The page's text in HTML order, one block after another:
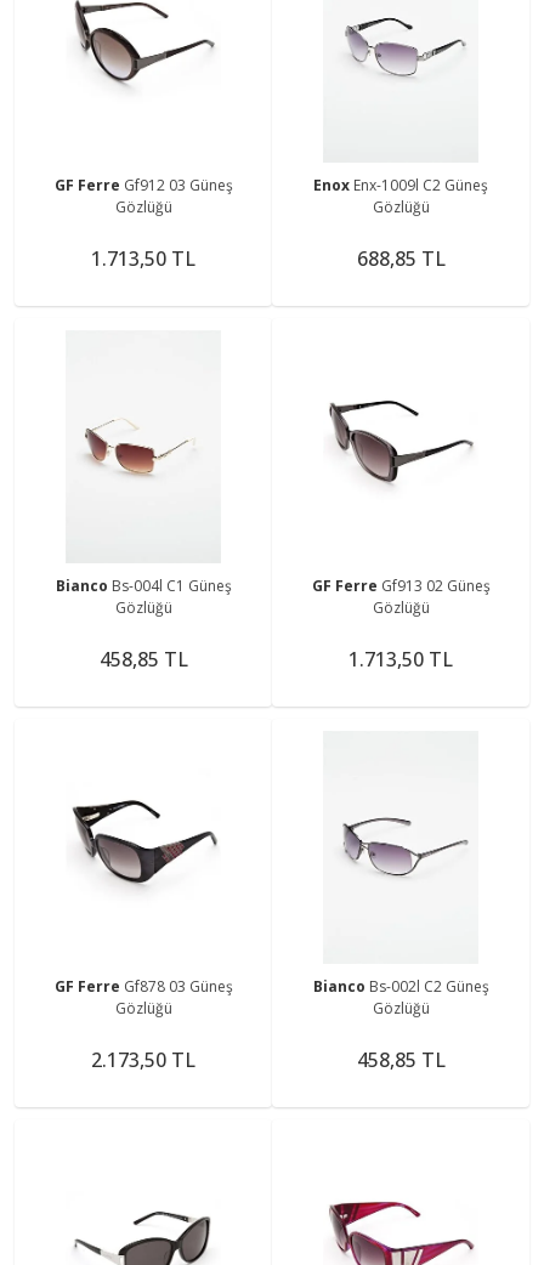
GF Ferre Gf912 03 Güneş
Gözlüğü
1.713,50 TL
Enox Enx-1009l C2 Güneş
Gözlüğü
688,85 TL
Bianco Bs-004l C1 Güneş
Gözlüğü
458,85 TL
GF Ferre Gf913 02 Güneş
Gözlüğü
1.713,50 TL
GF Ferre Gf878 03 Güneş
Gözlüğü
2.173,50 TL
Bianco Bs-002l C2 Güneş
Gözlüğü
458,85 TL